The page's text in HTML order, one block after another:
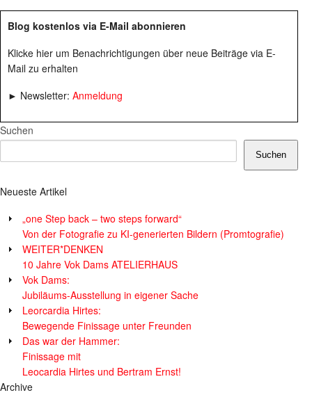
Blog kostenlos via E-Mail abonnieren
Klicke hier um Benachrichtigungen über neue Beiträge via E-
Mail zu erhalten
► Newsletter: Anmeldung
Suchen
Suchen
Neueste Artikel
„one Step back – two steps forward“
Von der Fotografie zu KI-generierten Bildern (Promtografie)
WEITER*DENKEN
10 Jahre Vok Dams ATELIERHAUS
Vok Dams:
Jubiläums-Ausstellung in eigener Sache
Leorcardia Hirtes:
Bewegende Finissage unter Freunden
Das war der Hammer:
Finissage mit
Leocardia Hirtes und Bertram Ernst!
Archive